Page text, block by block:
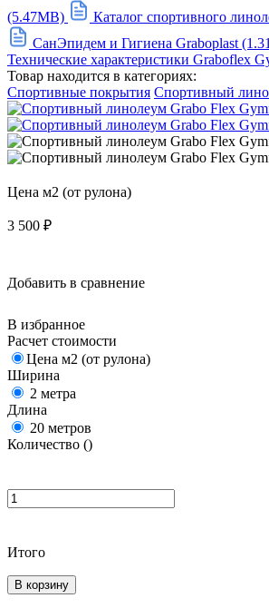
(5.47MB)
Каталог спортивного
СанЭпидем и Гигиена Graboplast
Технические характеристики Graboflex
Товар находится в категориях:
Спортивные покрытия Спортивный
Цена м2 (от рулона)
3 500 ₽
Добавить в сравнение
В избранное
Расчет стоимости
Цена м2 (от рулона)
Ширина
2 метра
Длина
20 метров
Количество ()
Итого
В корзину